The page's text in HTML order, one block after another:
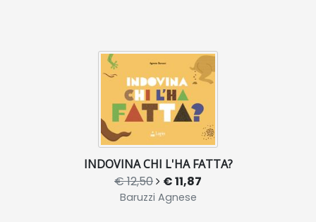
INDOVINA CHI L'HA FATTA?
€ 12,50 € 11,87
Baruzzi Agnese